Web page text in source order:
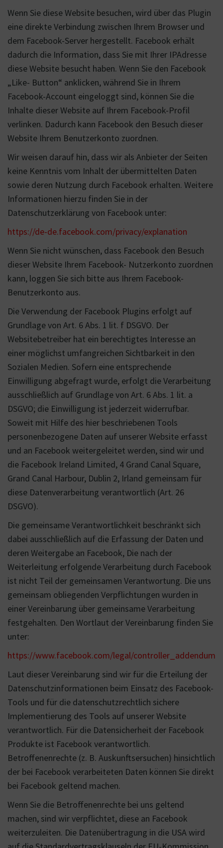
Wenn Sie diese Website besuchen, wird über das Plugin
eine direkte Verbindung zwischen Ihrem Browser und
dem Facebook-Server hergestellt. Facebook erhält
dadurch die Information, dass Sie mit Ihrer IPAdresse
diese Website besucht haben. Wenn Sie den Facebook
„Like- Button“ anklicken, während Sie in Ihrem
Facebook-Account eingeloggt sind, können Sie die
Inhalte dieser Website auf Ihrem Facebook-Profil
verlinken. Dadurch kann Facebook den Besuch dieser
Website Ihrem Benutzerkonto zuordnen.
Wir weisen darauf hin, dass wir als Anbieter der Seiten
keine Kenntnis vom Inhalt der übermittelten Daten
sowie deren Nutzung durch Facebook erhalten. Weitere
Informationen hierzu finden Sie in der
Datenschutzerklärung von Facebook unter:
https://de-de.facebook.com/privacy/explanation
Wenn Sie nicht wünschen, dass Facebook den Besuch
dieser Website Ihrem Facebook- Nutzerkonto zuordnen
kann, loggen Sie sich bitte aus Ihrem Facebook-
Benutzerkonto aus.
Die Verwendung der Facebook Plugins erfolgt auf
Grundlage von Art. 6 Abs. 1 lit. f DSGVO. Der
Websitebetreiber hat ein berechtigtes Interesse an
einer möglichst umfangreichen Sichtbarkeit in den
Sozialen Medien. Sofern eine entsprechende
Einwilligung abgefragt wurde, erfolgt die Verarbeitung
ausschließlich auf Grundlage von Art. 6 Abs. 1 lit. a
DSGVO; die Einwilligung ist jederzeit widerrufbar.
Soweit mit Hilfe des hier beschriebenen Tools
personenbezogene Daten auf unserer Website erfasst
und an Facebook weitergeleitet werden, sind wir und
die Facebook Ireland Limited, 4 Grand Canal Square,
Grand Canal Harbour, Dublin 2, Irland gemeinsam für
diese Datenverarbeitung verantwortlich (Art. 26
DSGVO).
Die gemeinsame Verantwortlichkeit beschränkt sich
dabei ausschließlich auf die Erfassung der Daten und
deren Weitergabe an Facebook, Die nach der
Weiterleitung erfolgende Verarbeitung durch Facebook
ist nicht Teil der gemeinsamen Verantwortung. Die uns
gemeinsam obliegenden Verpflichtungen wurden in
einer Vereinbarung über gemeinsame Verarbeitung
festgehalten. Den Wortlaut der Vereinbarung finden Sie
unter:
https://www.facebook.com/legal/controller_addendum
Laut dieser Vereinbarung sind wir für die Erteilung der
Datenschutzinformationen beim Einsatz des Facebook-
Tools und für die datenschutzrechtlich sichere
Implementierung des Tools auf unserer Website
verantwortlich. Für die Datensicherheit der Facebook
Produkte ist Facebook verantwortlich.
Betroffenenrechte (z. B. Auskunftsersuchen) hinsichtlich
der bei Facebook verarbeiteten Daten können Sie direkt
bei Facebook geltend machen.
Wenn Sie die Betroffenenrechte bei uns geltend
machen, sind wir verpflichtet, diese an Facebook
weiterzuleiten. Die Datenübertragung in die USA wird